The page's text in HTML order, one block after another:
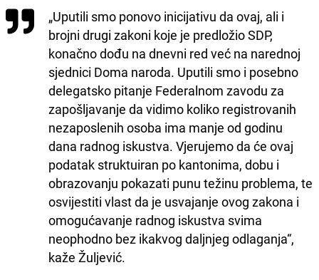
„Uputili smo ponovo inicijativu da ovaj, ali i
brojni drugi zakoni koje je predložio SDP,
konačno dođu na dnevni red već na narednoj
sjednici Doma naroda. Uputili smo i posebno
delegatsko pitanje Federalnom zavodu za
zapošljavanje da vidimo koliko registrovanih
nezaposlenih osoba ima manje od godinu
dana radnog iskustva. Vjerujemo da će ovaj
podatak struktuiran po kantonima, dobu i
obrazovanju pokazati punu težinu problema, te
osvijestiti vlast da je usvajanje ovog zakona i
omogućavanje radnog iskustva svima
neophodno bez ikakvog daljnjeg odlaganja“,
kaže Žuljević.